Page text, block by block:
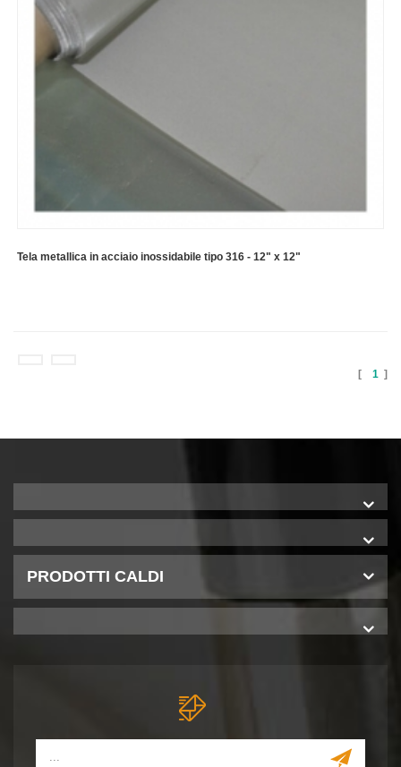
Tela metallica in acciaio inossidabile tipo 316 - 12" x 12"
[ 1 ]
PRODOTTI CALDI